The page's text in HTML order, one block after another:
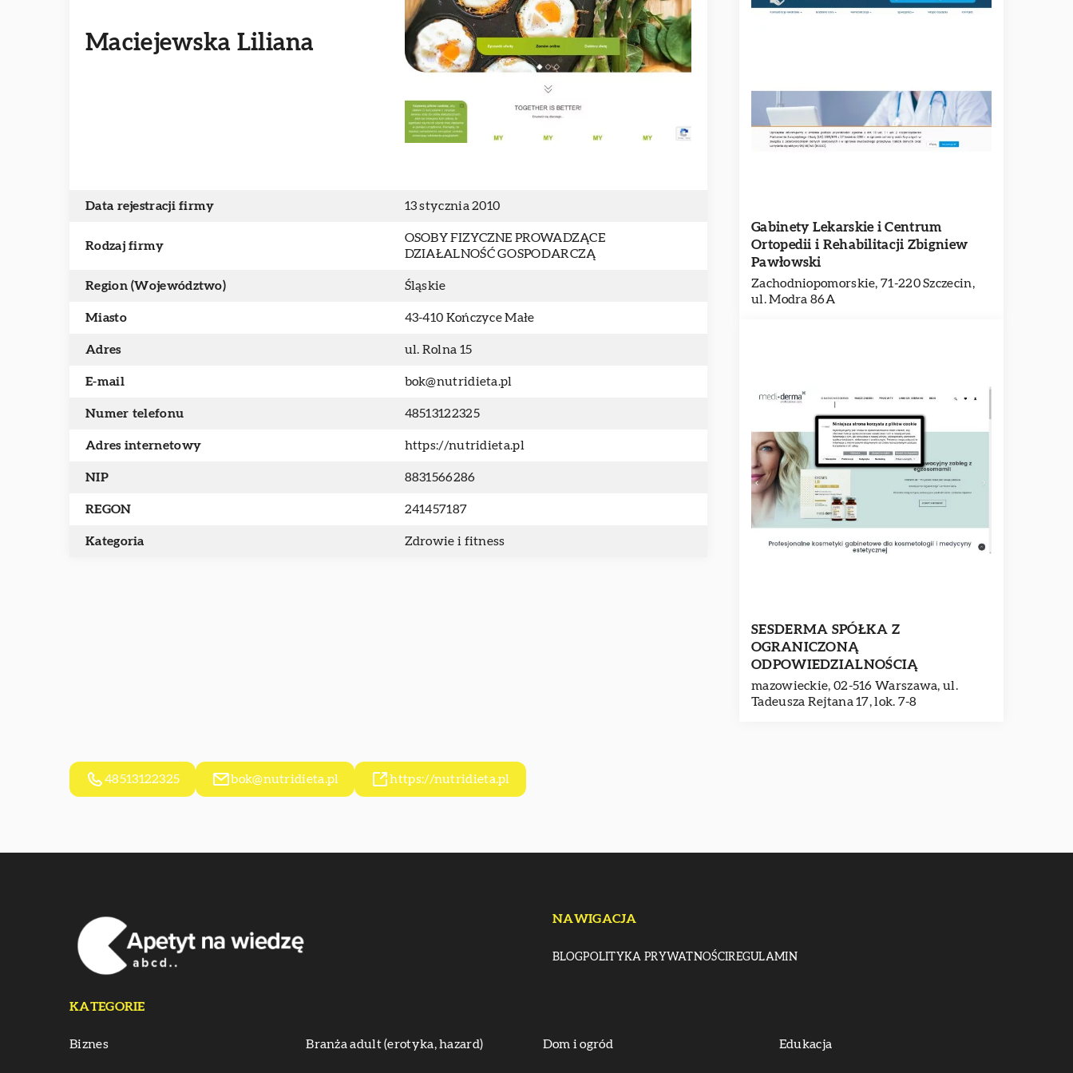
Maciejewska Liliana
Data rejestracji firmy 13 stycznia 2010
Rodzaj firmy
OSOBY FIZYCZNE PROWADZĄCE
DZIAŁALNOŚĆ GOSPODARCZĄ
Region (Województwo) Śląskie
Miasto 43-410 Kończyce Małe
Adres ul. Rolna 15
E-mail bok@nutridieta.pl
Numer telefonu 48513122325
Adres internetowy https://nutridieta.pl
NIP 8831566286
REGON 241457187
Kategoria Zdrowie i fitness
Gabinety Lekarskie i Centrum
Ortopedii i Rehabilitacji Zbigniew
Pawłowski
Zachodniopomorskie, 71-220 Szczecin,
ul. Modra 86A
SESDERMA SPÓŁKA Z
OGRANICZONĄ
ODPOWIEDZIALNOŚCIĄ
mazowieckie, 02-516 Warszawa, ul.
Tadeusza Rejtana 17, lok. 7-8
48513122325 bok@nutridieta.pl https://nutridieta.pl
NAWIGACJA
BLOGPOLITYKA PRYWATNOŚCIREGULAMIN
KATEGORIE
Biznes Branża adult (erotyka, hazard) Dom i ogród Edukacja